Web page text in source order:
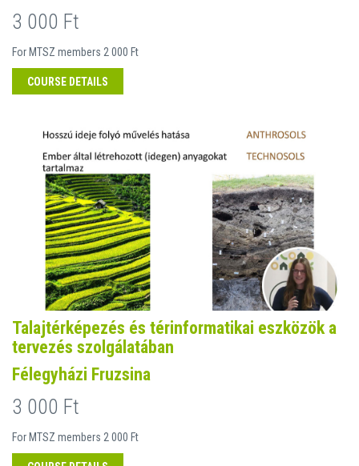
3 000 Ft
For MTSZ members 2 000 Ft
COURSE DETAILS
Talajtérképezés és térinformatikai eszközök a
tervezés szolgálatában
Félegyházi Fruzsina
3 000 Ft
For MTSZ members 2 000 Ft